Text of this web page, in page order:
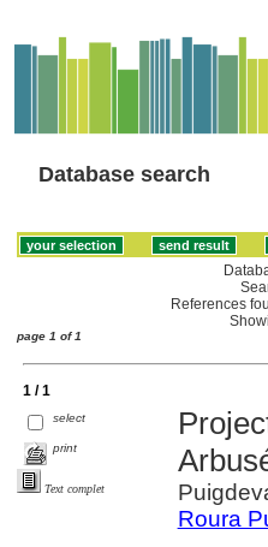
Database search
References
page 1 of 1
1 / 1
select
print
Text complet
Roura